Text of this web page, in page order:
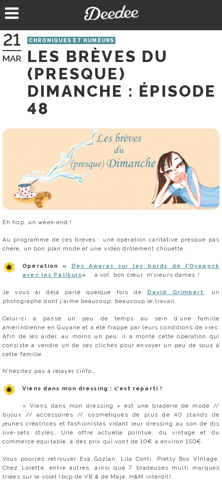
au
21
MAR
CHRONIQUES ET HUMEURS
LES BRÈVES DU
(PRESQUE)
DIMANCHE : ÉPISODE
48
Eh hop, un week-end !
Au programme de ces brèves : une opération caritative presque pas
chère, un bon plan mode et une vidéo drôlement chouette.
Opération « Des Awaras sur les bords de l’Oyapock
avec les Palikurs« : à vot’ bon cœur, m’sieurs dames !
Je vous ai déjà parlé quelque fois de David Grimbert
, un
photographe dont j’aime beaucoup, beaucoup le travail.
Celui-ci a passé un peu de temps au sein d’une famille
amérindienne en Guyane et a été frappé par leurs conditions de vies.
Afin de les aider, au moins un peu, il a monté cette opération qui
consiste a vendre un de ses clichés pour envoyer un peu de sous à
cette famille.
N’hésitez pas à relayer l’info…
Viens dans mon dressing : c’est reparti !
« Viens dans mon dressing » est une braderie de mode //
bijoux // accessoires // cosmétiques de plus de 40 stands de
jeunes créatrices et fashionistas vidant leur dressing au son de djs
live-sets stylés. Une offre actuelle pointue, du vintage et du
commerce équitable, à des prix qui vont de 10€ à environ 150€.
Vous pourrez retrouver Eva Gozlan, Lila Conti, Pretty Box Vintage,
Chez Lorette, entre autres, ainsi que 7 bradeuses multi marques
triées sur le volet (bcp de VB & de Maje, H&M interdit).